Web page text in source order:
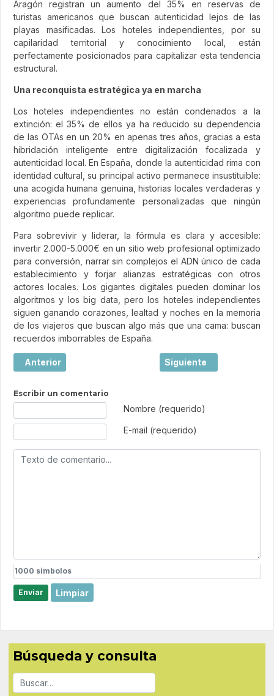
Aragón registran un aumento del 35% en reservas de
turistas americanos que buscan autenticidad lejos de las
playas masificadas. Los hoteles independientes, por su
capilaridad territorial y conocimiento local, están
perfectamente posicionados para capitalizar esta tendencia
estructural.
Una reconquista estratégica ya en marcha
Los hoteles independientes no están condenados a la
extinción: el 35% de ellos ya ha reducido su dependencia
de las OTAs en un 20% en apenas tres años, gracias a esta
hibridación inteligente entre digitalización focalizada y
autenticidad local. En España, donde la autenticidad rima con
identidad cultural, su principal activo permanece insustituible:
una acogida humana genuina, historias locales verdaderas y
experiencias profundamente personalizadas que ningún
algoritmo puede replicar.
Para sobrevivir y liderar, la fórmula es clara y accesible:
invertir 2.000-5.000€ en un sitio web profesional optimizado
para conversión, narrar sin complejos el ADN único de cada
establecimiento y forjar alianzas estratégicas con otros
actores locales. Los gigantes digitales pueden dominar los
algoritmos y los big data, pero los hoteles independientes
siguen ganando corazones, lealtad y noches en la memoria
de los viajeros que buscan algo más que una cama: buscan
recuerdos imborrables de España.
Artículo anterior: Viajar: mucho más que hacer turismo
Anterior Artículo siguiente: El
Siguiente
Escribir un comentario
Nombre (requerido)
E-mail (requerido)
1000 simbolos
Enviar Limpiar
Búsqueda y consulta
Buscar